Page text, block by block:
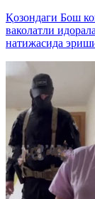
Қозондаги Бош
ваколатли
натижасида